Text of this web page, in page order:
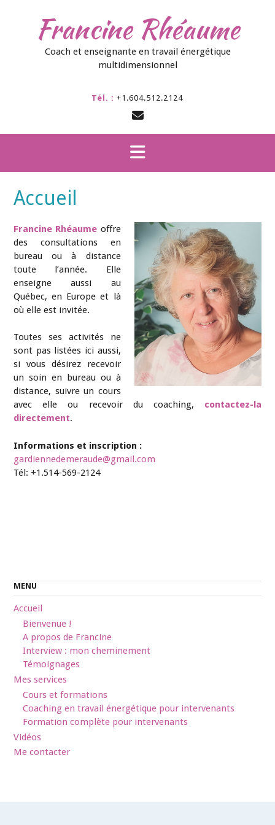
Francine Rhéaume
Coach et enseignante en travail énergétique
multidimensionnel
Tél. : +1.604.512.2124
Accueil
Francine Rhéaume offre
des consultations en
bureau ou à distance
toute l’année. Elle
enseigne aussi au
Québec, en Europe et là
où elle est invitée.
Toutes ses activités ne
sont pas listées ici aussi,
si vous désirez recevoir
un soin en bureau ou à
distance, suivre un cours
avec elle ou recevoir du coaching, contactez-la
directement.
Informations et inscription :
gardiennedemeraude@gmail.com
Tél: +1.514-569-2124
MENU
Accueil
Bienvenue !
A propos de Francine
Interview : mon cheminement
Témoignages
Mes services
Cours et formations
Coaching en travail énergétique pour intervenants
Formation complète pour intervenants
Vidéos
Me contacter